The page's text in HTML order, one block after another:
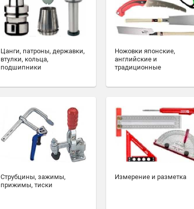
Цанги, патроны, державки,
втулки, кольца,
подшипники
Ножовки японские,
английские и
традиционные
Струбцины, зажимы,
прижимы, тиски
Измерение и разметка